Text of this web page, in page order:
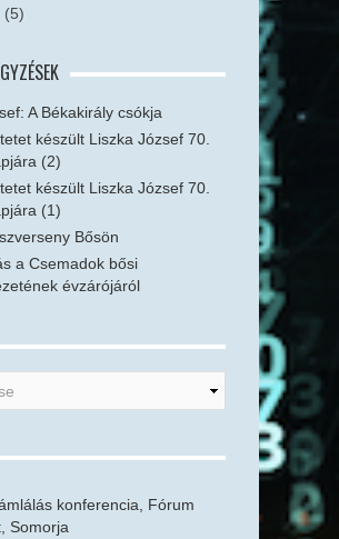
(5)
A Békakirály csókja
készült Liszka József 70.
(2)
készült Liszka József 70.
(1)
Bősön
a Csemadok bősi
évzárójáról
konferencia, Fórum
Somorja